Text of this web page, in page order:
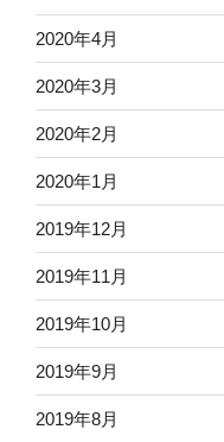
2020年4月
2020年3月
2020年2月
2020年1月
2019年12月
2019年11月
2019年10月
2019年9月
2019年8月